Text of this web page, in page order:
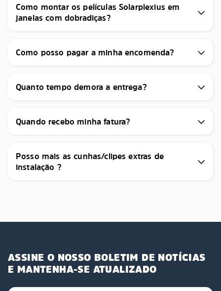
Como montar os películas Solarplexius em
janelas com dobradiças?
Como posso pagar a minha encomenda?
Quanto tempo demora a entrega?
Quando recebo minha fatura?
Posso mais as cunhas/clipes extras de
instalação ?
ASSINE O NOSSO BOLETIM DE NOTÍCIAS
E MANTENHA-SE ATUALIZADO